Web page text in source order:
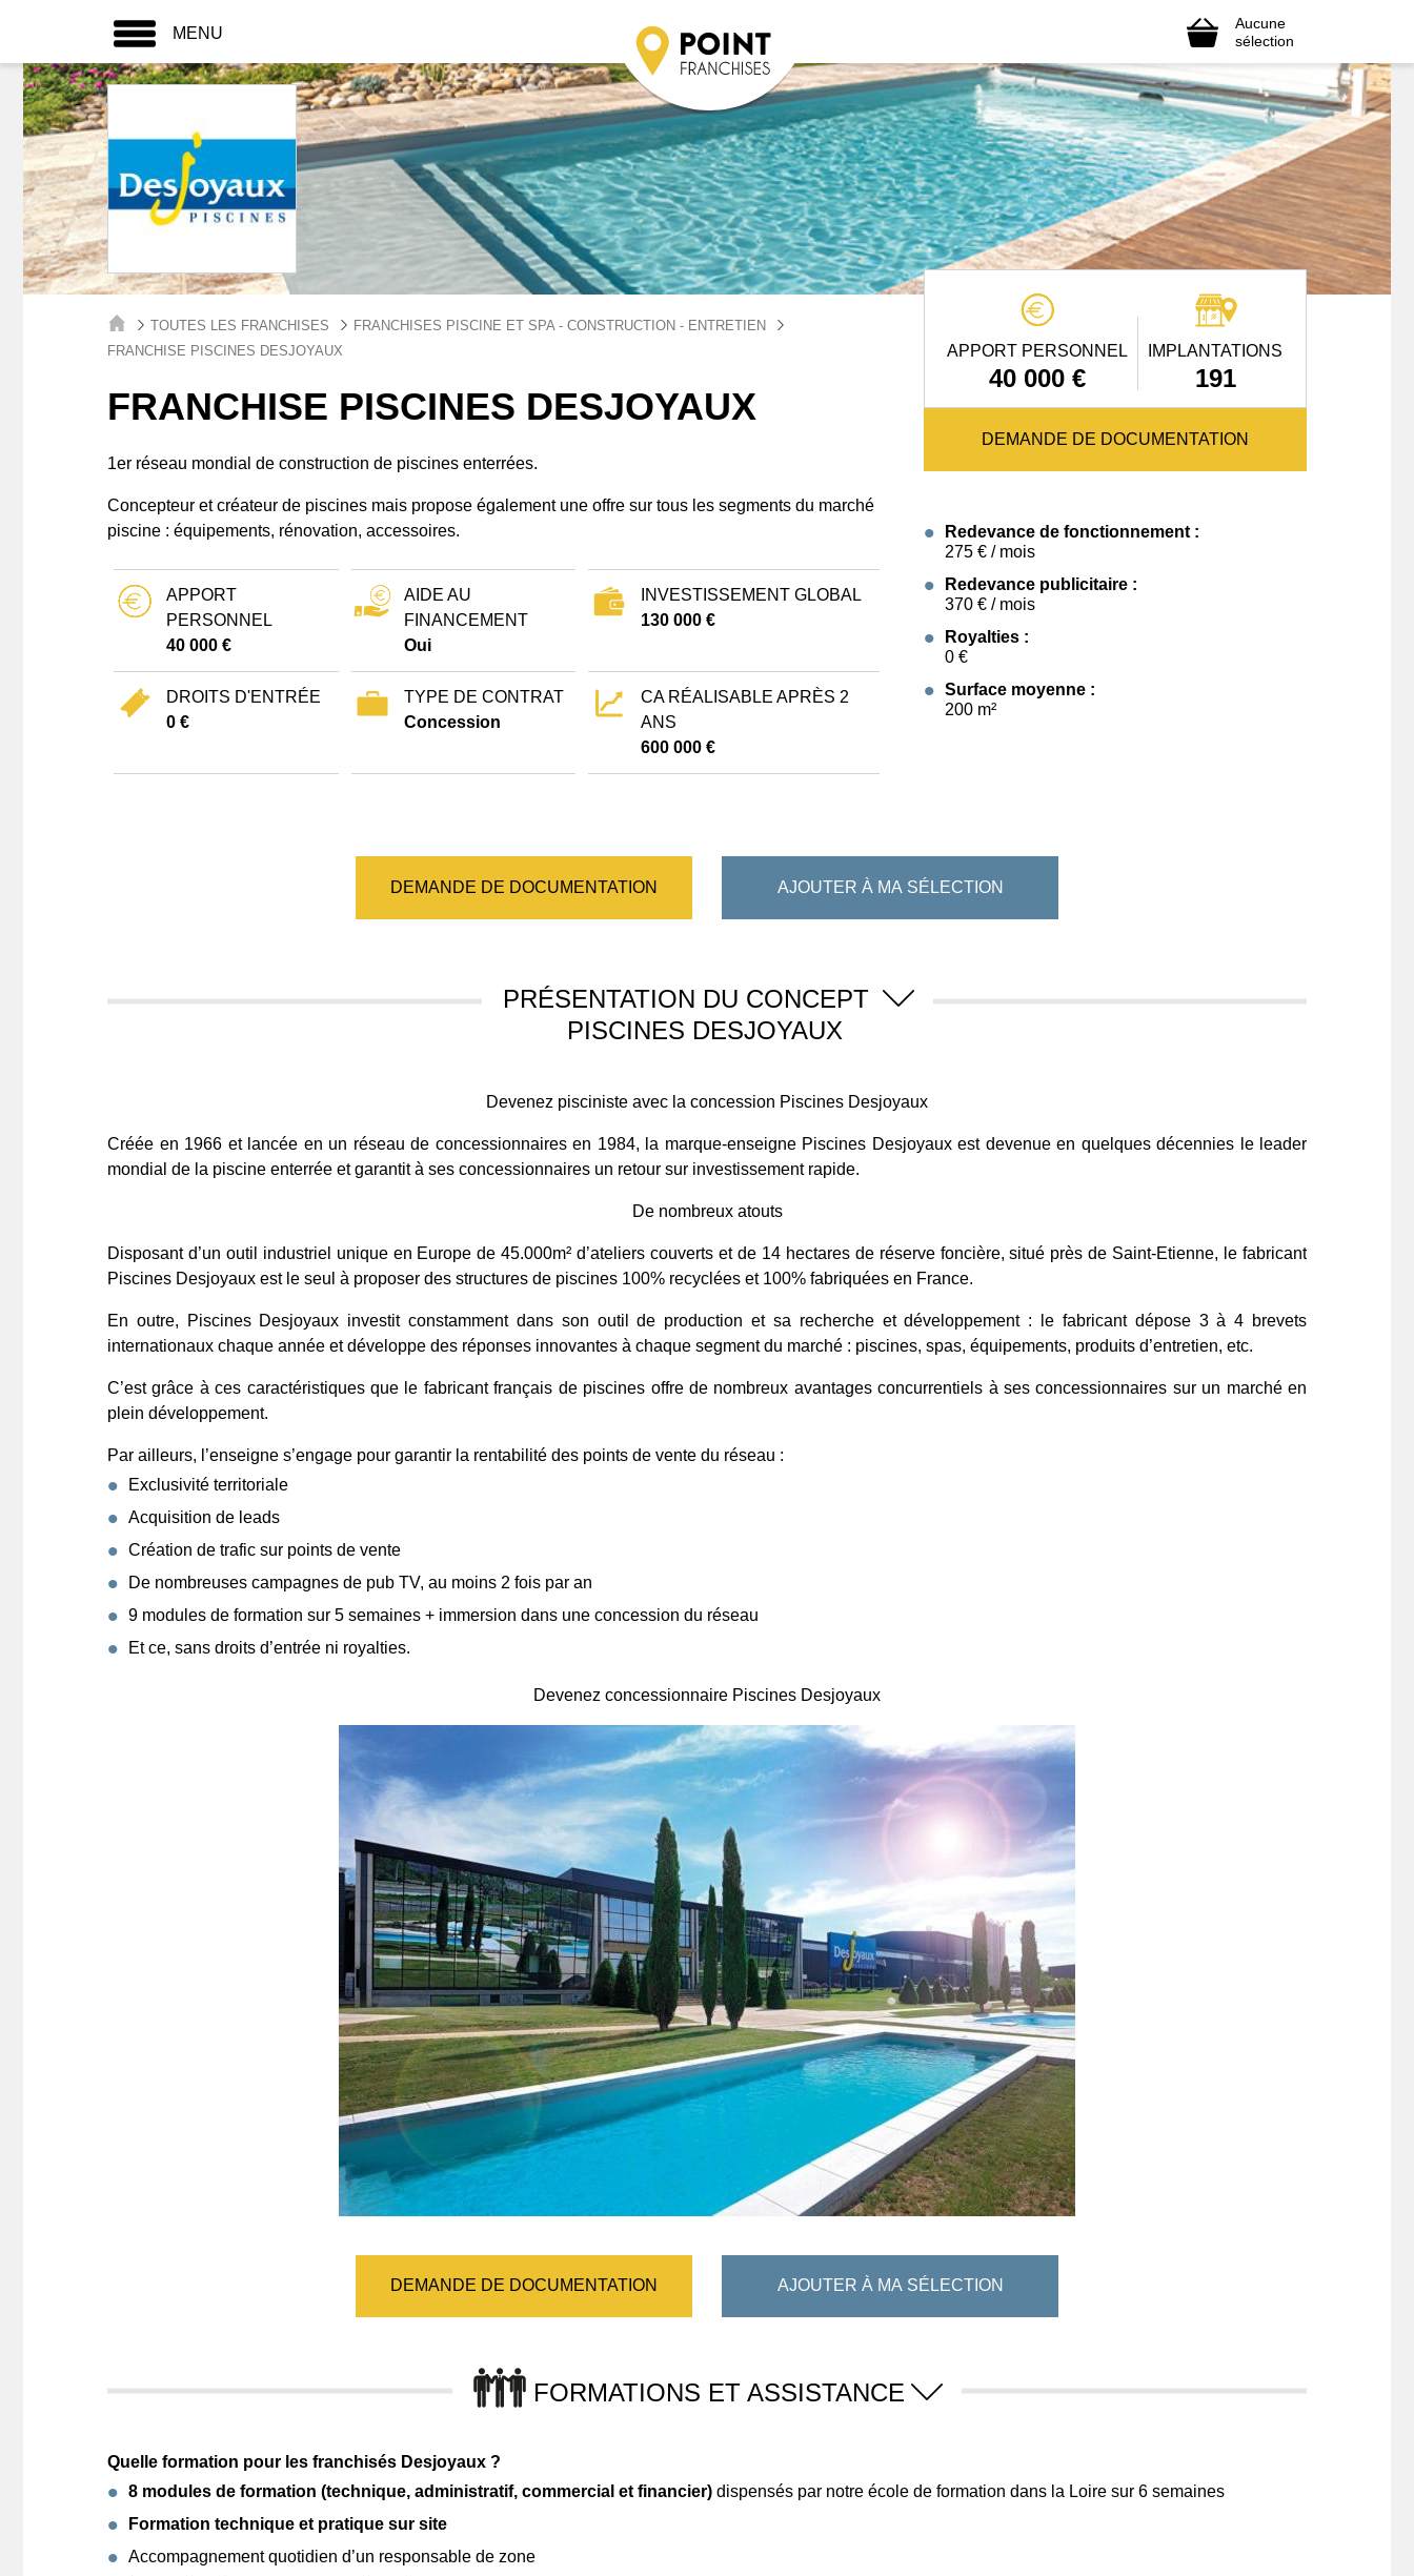
MENU
Aucune
sélection
TOUTES LES FRANCHISES
FRANCHISES PISCINE ET SPA - CONSTRUCTION - ENTRETIEN
FRANCHISE PISCINES DESJOYAUX
FRANCHISE PISCINES DESJOYAUX
1er réseau mondial de construction de piscines enterrées.
Concepteur et créateur de piscines mais propose également une offre sur tous les segments du marché
piscine : équipements, rénovation, accessoires.
APPORT
PERSONNEL
40 000 €
AIDE AU
FINANCEMENT
Oui
INVESTISSEMENT GLOBAL
130 000 €
DROITS D'ENTRÉE
0 €
TYPE DE CONTRAT
Concession
CA RÉALISABLE APRÈS 2
ANS
600 000 €
APPORT PERSONNEL
40 000 €
IMPLANTATIONS
191
DEMANDE DE DOCUMENTATION
Redevance de fonctionnement :
275 € / mois
Redevance publicitaire :
370 € / mois
Royalties :
0 €
Surface moyenne :
200 m²
DEMANDE DE DOCUMENTATION AJOUTER À MA SÉLECTION
PRÉSENTATION DU CONCEPT
PISCINES DESJOYAUX
Devenez pisciniste avec la concession Piscines Desjoyaux
Créée en 1966 et lancée en un réseau de concessionnaires en 1984, la marque-enseigne Piscines Desjoyaux est devenue en quelques décennies le leader
mondial de la piscine enterrée et garantit à ses concessionnaires un retour sur investissement rapide.
De nombreux atouts
Disposant d’un outil industriel unique en Europe de 45.000m² d’ateliers couverts et de 14 hectares de réserve foncière, situé près de Saint-Etienne, le fabricant
Piscines Desjoyaux est le seul à proposer des structures de piscines 100% recyclées et 100% fabriquées en France.
En outre, Piscines Desjoyaux investit constamment dans son outil de production et sa recherche et développement : le fabricant dépose 3 à 4 brevets
internationaux chaque année et développe des réponses innovantes à chaque segment du marché : piscines, spas, équipements, produits d’entretien, etc.
C’est grâce à ces caractéristiques que le fabricant français de piscines offre de nombreux avantages concurrentiels à ses concessionnaires sur un marché en
plein développement.
Par ailleurs, l’enseigne s’engage pour garantir la rentabilité des points de vente du réseau :
Exclusivité territoriale
Acquisition de leads
Création de trafic sur points de vente
De nombreuses campagnes de pub TV, au moins 2 fois par an
9 modules de formation sur 5 semaines + immersion dans une concession du réseau
Et ce, sans droits d’entrée ni royalties.
Devenez concessionnaire Piscines Desjoyaux
DEMANDE DE DOCUMENTATION AJOUTER À MA SÉLECTION
FORMATIONS ET ASSISTANCE
Quelle formation pour les franchisés Desjoyaux ?
8 modules de formation (technique, administratif, commercial et financier) dispensés par notre école de formation dans la Loire sur 6 semaines
Formation technique et pratique sur site
Accompagnement quotidien d’un responsable de zone